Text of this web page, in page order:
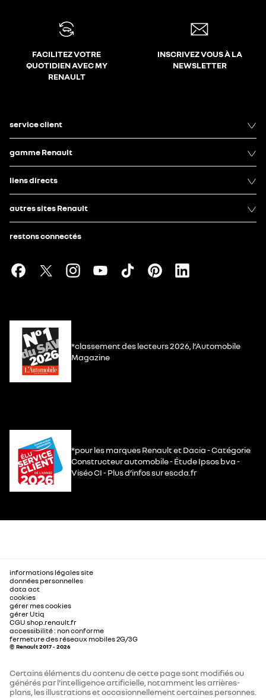
FACILITEZ VOTRE
QUOTIDIEN AVEC MY
RENAULT
INSCRIVEZ VOUS À LA
NEWSLETTER
service client
gamme Renault
liens directs
autres sites Renault
restons connectés
*classement des lecteurs 2026, l’Automobile
Magazine
*pour les marques Renault et Dacia - Catégorie
Constructeur automobile - Étude Ipsos bva -
Viséo CI - Plus d’infos sur escda.fr
informations légales site
données personnelles
data act
cookies
gérer mes cookies
gérer Utiq
CGU shop.renault.fr
accessibilité : non conforme
fermeture des réseaux mobiles 2G/3G
© Renault 2017 - 2026
Certains éléments du contenu de cette page sont modifiés ou
générés par l'intelligence artificielle, notamment les arrières-
plans, les illustrations et occasionnellement certaines personnes.